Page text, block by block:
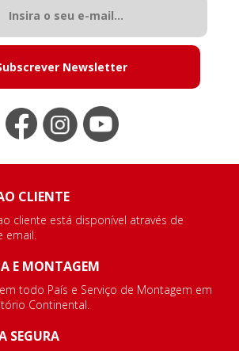
Newsletter
CLIENTE
cliente está disponível através de
email.
E MONTAGEM
todo País e Serviço de Montagem em
Continental.
SEGURA